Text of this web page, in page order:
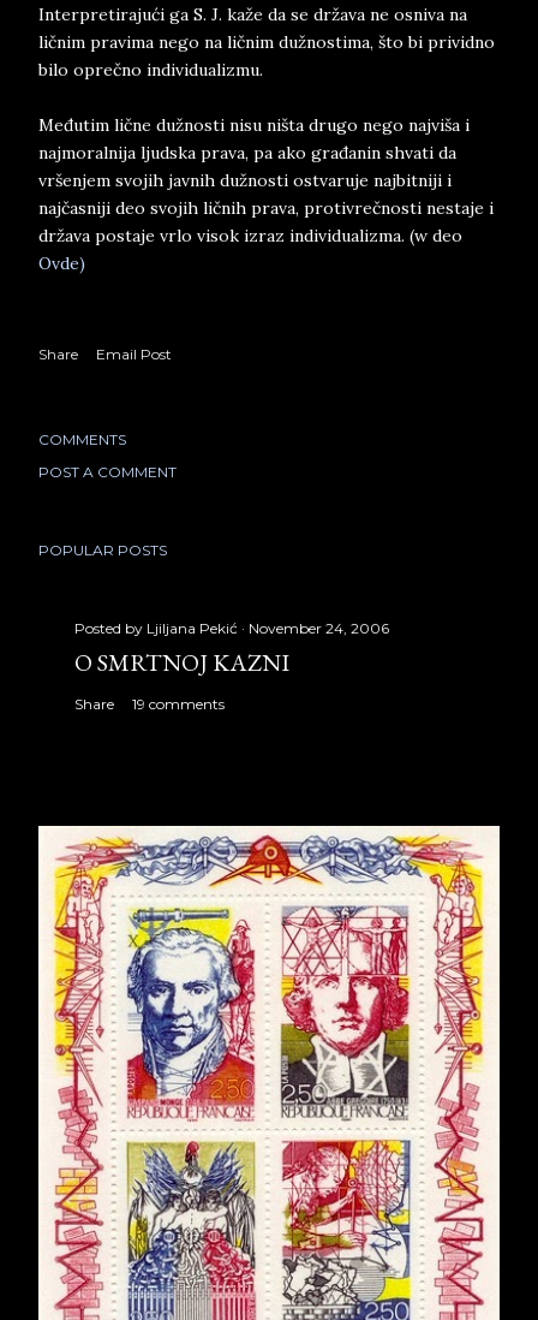
Interpretirajući ga S. J. kaže da se država ne osniva na
ličnim pravima nego na ličnim dužnostima, što bi prividno
bilo oprečno individualizmu.
Međutim lične dužnosti nisu ništa drugo nego najviša i
najmoralnija ljudska prava, pa ako građanin shvati da
vršenjem svojih javnih dužnosti ostvaruje najbitniji i
najčasniji deo svojih ličnih prava, protivrečnosti nestaje i
država postaje vrlo visok izraz individualizma. (w deo
Ovde)
Share Email Post
COMMENTS
POST A COMMENT
POPULAR POSTS
Posted by Ljiljana Pekić November 24, 2006
O SMRTNOJ KAZNI
Share 19 comments